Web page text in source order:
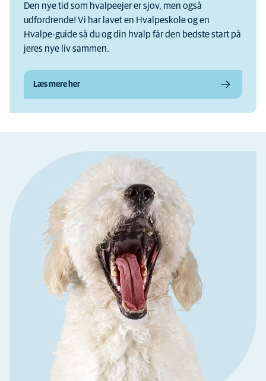
Den nye tid som hvalpeejer er sjov, men også
udfordrende! Vi har lavet en Hvalpeskole og en
Hvalpe-guide så du og din hvalp får den bedste start på
jeres nye liv sammen.
Læs mere her